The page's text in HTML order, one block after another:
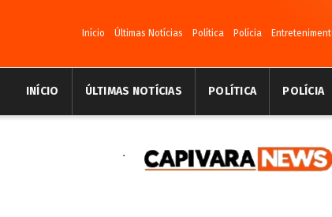
Início Últimas Notícias Política Polícia
INÍCIO ÚLTIMAS NOTÍCIAS POLÍTICA POLÍCIA